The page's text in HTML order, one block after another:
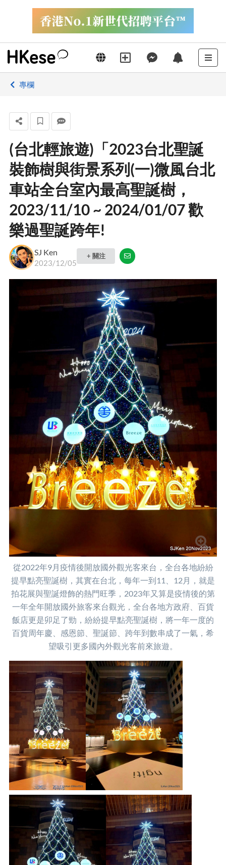
專欄
(台北輕旅遊)「2023台北聖誕
裝飾樹與街景系列(一)微風台北
車站全台室內最高聖誕樹，
2023/11/10 ~ 2024/01/07 歡
樂過聖誕跨年!
SJ Ken
2023/12/05
+ 關注
從2022年9月疫情後開放國外觀光客來台，全台各地紛紛
提早點亮聖誕樹，其實在台北，每年一到11、12月，就是
拍花展與聖誕燈飾的熱門旺季，2023年又算是疫情後的第
一年全年開放國外旅客來台觀光，全台各地方政府、百貨
飯店更是卯足了勁，紛紛提早點亮聖誕樹，將一年一度的
百貨周年慶、感恩節、聖誕節、跨年到數串成了一氣，希
望吸引更多國內外觀光客前來旅遊。